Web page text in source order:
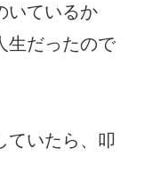
いているか
生だったので
ていたら、叩